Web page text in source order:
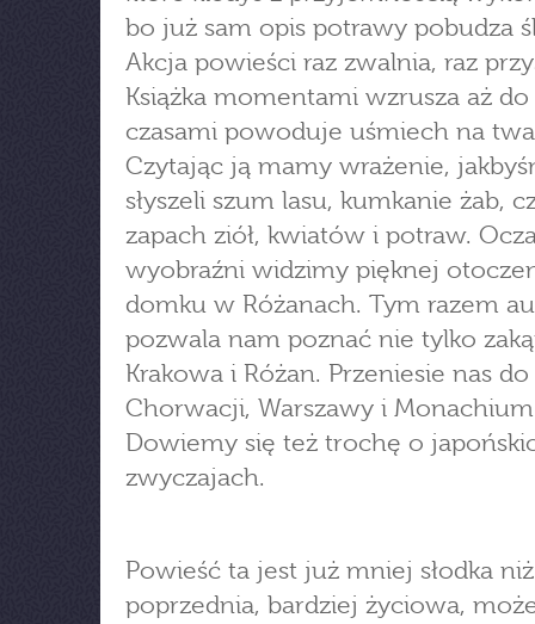
bo już sam opis potrawy pobudza
Akcja powieści raz zwalnia, raz
Książka momentami wzrusza aż do
czasami powoduje uśmiech na
Czytając ją mamy wrażenie,
słyszeli szum lasu, kumkanie żab,
zapach ziół, kwiatów i potraw.
wyobraźni widzimy pięknej
domku w Różanach. Tym razem
pozwala nam poznać nie tylko
Krakowa i Różan. Przeniesie nas
Chorwacji, Warszawy i
Dowiemy się też trochę o
zwyczajach.
Powieść ta jest już mniej słodka niż
poprzednia, bardziej życiowa,